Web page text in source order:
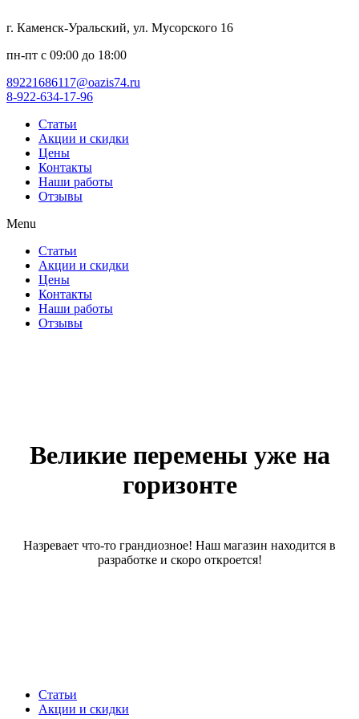
г. Каменск-Уральский, ул. Мусорского 16
пн-пт с 09:00 до 18:00
89221686117@oazis74.ru
8-922-634-17-96
Статьи
Акции и скидки
Цены
Контакты
Наши работы
Отзывы
Menu
Статьи
Акции и скидки
Цены
Контакты
Наши работы
Отзывы
Великие перемены уже на
горизонте
Назревает что-то грандиозное! Наш магазин находится в
разработке и скоро откроется!
Статьи
Акции и скидки